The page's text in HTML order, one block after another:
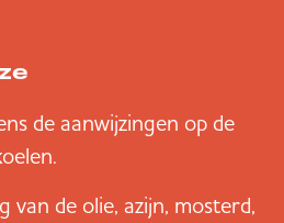
de aanwijzingen op de
van de olie, azijn, mosterd,